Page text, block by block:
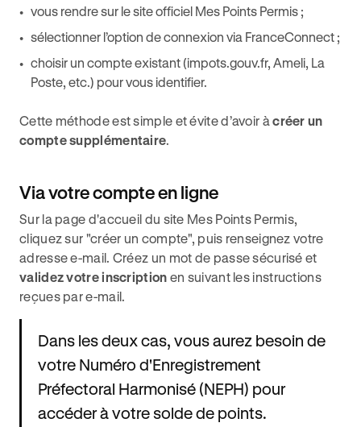
vous rendre sur le site officiel Mes Points Permis ;
sélectionner l’option de connexion via FranceConnect ;
choisir un compte existant (impots.gouv.fr, Ameli, La
Poste, etc.) pour vous identifier.
Cette méthode est simple et évite d’avoir àcréer un
compte supplémentaire.
Via votre compte en ligne
Sur la page d'accueil du site Mes Points Permis,
cliquez sur "créer un compte", puis renseignez votre
adresse e-mail. Créez un mot de passe sécurisé et
validez votre inscription en suivant les instructions
reçues par e-mail.
Dans les deux cas, vous aurez besoin de
votre Numéro d'Enregistrement
Préfectoral Harmonisé (NEPH) pour
accéder à votre solde de points.